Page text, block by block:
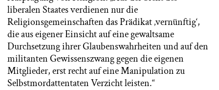
liberalen Staates verdienen nur die
Religionsgemeinschaften das Prädikat ‚vernünftig‘,
die aus eigener Einsicht auf eine gewaltsame
Durchsetzung ihrer Glaubenswahrheiten und auf den
militanten Gewissenszwang gegen die eigenen
Mitglieder, erst recht auf eine Manipulation zu
Selbstmordattentaten Verzicht leisten.“